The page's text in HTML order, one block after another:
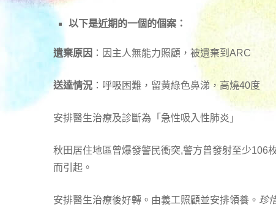
以下是近期的一個的個案：
遺棄原因 ：因主人無能力照顧，被遺棄到ARC
送達情況 ：呼吸困難，留黃綠色鼻涕，高燒40度
安排醫生治療及診斷為「急性吸入性肺炎 」
秋田居住地區曾爆發警民衝突,警方曾發射至少106
而引起。
安排醫生治療後好轉。由義工照顧並安排領養。 珍